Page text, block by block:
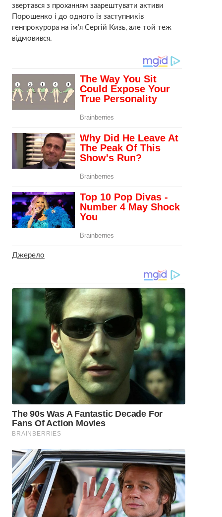
звертався з проханням заарештувати активи
Порошенко і до одного із заступників
генпрокурора на ім’я Сергій Кизь, але той теж
відмовився.
Джерело